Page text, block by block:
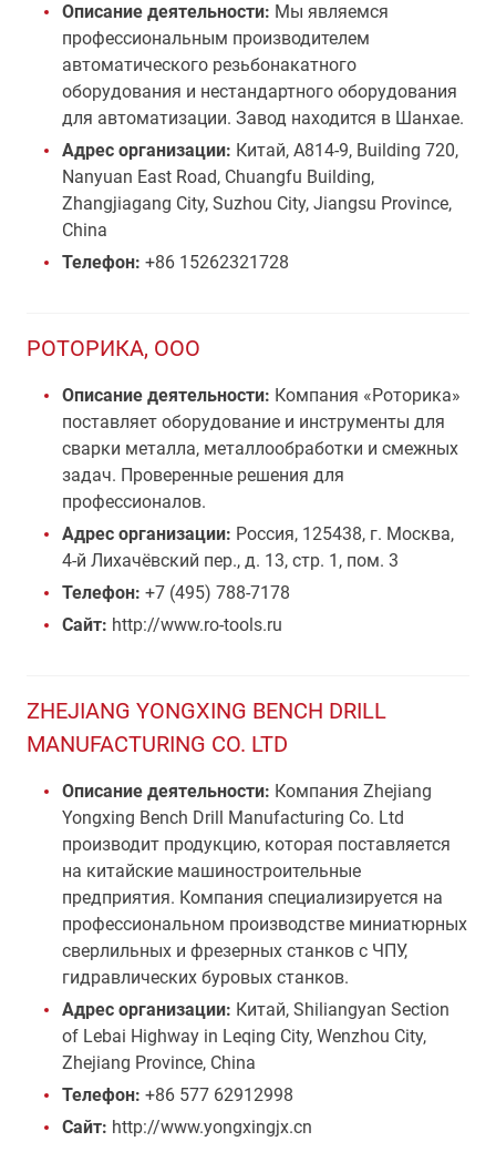
Описание деятельности: Мы являемся
профессиональным производителем
автоматического резьбонакатного
оборудования и нестандартного оборудования
для автоматизации. Завод находится в Шанхае.
Адрес организации: Китай, A814-9, Building 720,
Nanyuan East Road, Chuangfu Building,
Zhangjiagang City, Suzhou City, Jiangsu Province,
China
Телефон: +86 15262321728
РОТОРИКА, ООО
Описание деятельности: Компания «Роторика»
поставляет оборудование и инструменты для
сварки металла, металлообработки и смежных
задач. Проверенные решения для
профессионалов.
Адрес организации: Россия, 125438, г. Москва,
4-й Лихачёвский пер., д. 13, стр. 1, пом. 3
Телефон: +7 (495) 788-7178
Сайт: http://www.ro-tools.ru
ZHEJIANG YONGXING BENCH DRILL
MANUFACTURING CO. LTD
Описание деятельности: Компания Zhejiang
Yongxing Bench Drill Manufacturing Co. Ltd
производит продукцию, которая поставляется
на китайские машиностроительные
предприятия. Компания специализируется на
профессиональном производстве миниатюрных
сверлильных и фрезерных станков с ЧПУ,
гидравлических буровых станков.
Адрес организации: Китай, Shiliangyan Section
of Lebai Highway in Leqing City, Wenzhou City,
Zhejiang Province, China
Телефон: +86 577 62912998
Сайт: http://www.yongxingjx.cn